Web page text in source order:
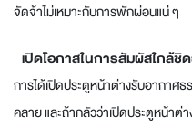
จัดจ้าไม่เหมาะกับการพักผ่อนแน่ ๆ
เปิดโอกาสในการสัมผัสใกล้ชิ
การได้เปิดประตูหน้าต่างรับอากาศ
คลาย และถ้ากลัวว่าเปิดประตูหน้าต่า